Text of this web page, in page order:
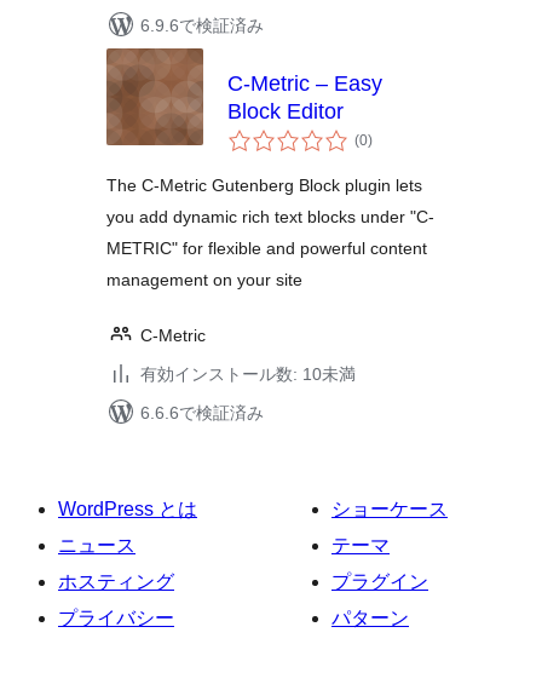
6.9.6で検証済み
C-Metric – Easy
Block Editor
(0個
の
価
)
The C-Metric Gutenberg Block plugin lets
you add dynamic rich text blocks under "C-
METRIC" for flexible and powerful content
management on your site
C-Metric
有効インストール数: 10未満
6.6.6で検証済み
WordPress とは
ニュース
ホスティング
プライバシー
ショーケース
テーマ
プラグイン
パターン